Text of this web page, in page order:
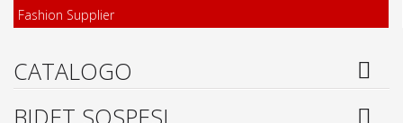
Fashion Supplier
CATALOGO
BIDET SOSPESI